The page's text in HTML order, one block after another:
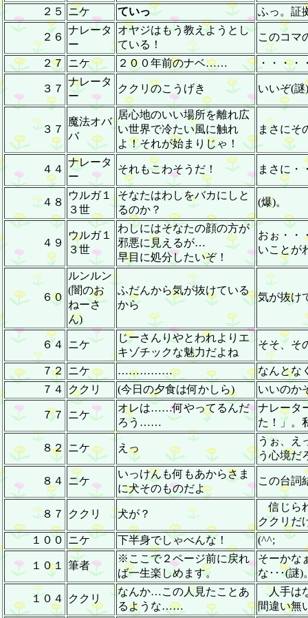
２５ ニケ ていっ ふっ。証
２６
ナレータ
ー
オヤジはもう教えようとし
ている！
このコマ
２７ ニケ ２００年前のナベ…… ・・・・
３７
ナレータ
ー
ククリのこうげき いいぞ(謎)
３７
魔法オバ
バ
居心地のいい場所を離れ広
い世界で冷たい風に触れ
よ！それが始まりじゃ！
まさにそ
４４
ナレータ
ー
それもこわそうだ！ まさに・
４８
ウルガ１
３世
そなたはわしをバカにしと
るのか？
(爆)。
４９
ウルガ１
３世
わしにはそなたの顔の方が
邪悪に見えるが…
早目に処分したいぞ！
おぉ・・
いことが
６０
ルンルン
(闇のお
ねーさ
ん)
ふだんから気が抜けている
から
気が抜け
６４ ニケ
じーさんりやとわれよりエ
キゾチックな魅力だよね
そそ、そ
７２ ニケ ……………
なんとな
７４
ククリ (今日の夕食は何かしら) いいのか
７７ ニケ
オレは……何やってるんだ
ろう……
ナレータ
た！」。
８２ ニケ えっ
うぉ、
う心境だ
８４ ニケ
いっけんも何もあからさま
に犬そのものだよ
この台詞
８７ ククリ 犬が？
信じら
ククリだ
１００ ニケ 下半身でしゃべんな！ (^^;
１０１ 筆者
※ここで２ページ前に戻れ
ば一生楽しめます。
そーかな
な･･･(謎)
１０４ ククリ
なんか…この人見たことあ
るような……
人手は
間違い無